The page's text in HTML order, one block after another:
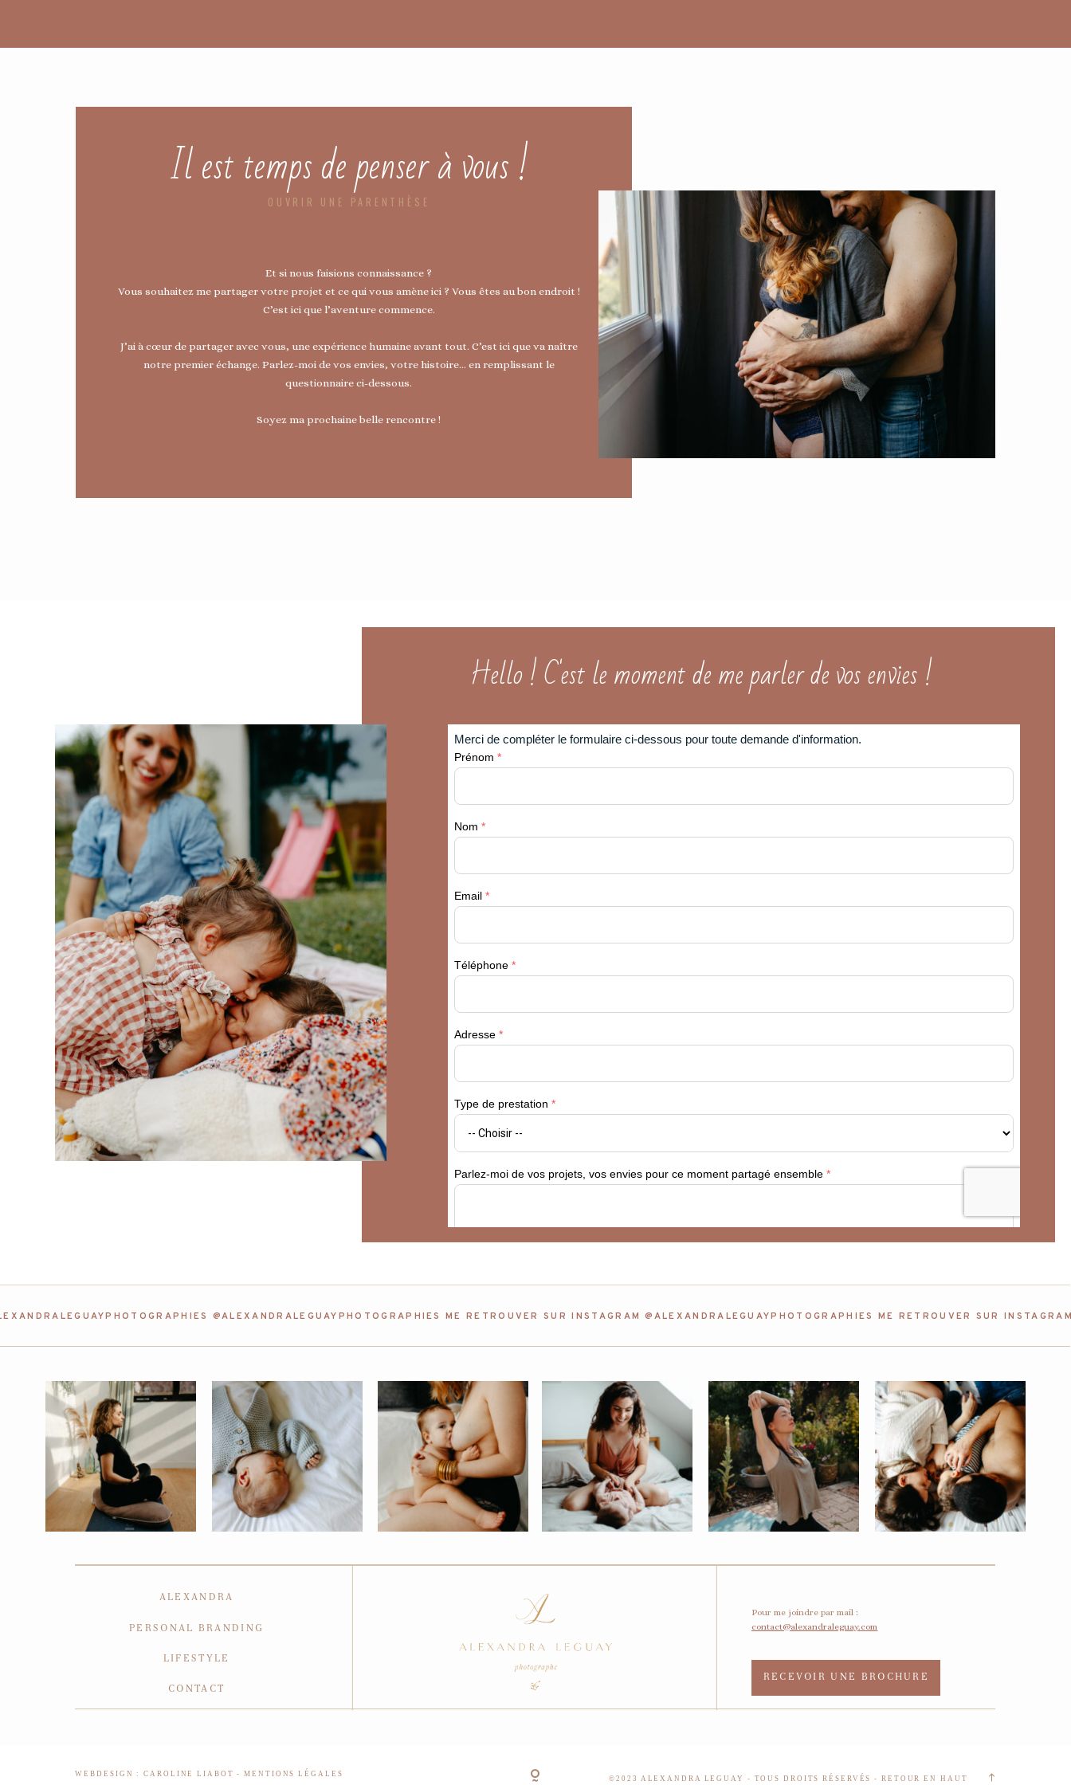
Il est temps de penser à vous !
OUVRIR UNE PARENTHÈSE
Et si nous faisions connaissance ?
Vous souhaitez me partager votre projet et ce qui vous amène ici ? Vous êtes au bon endroit !
C’est ici que l’aventure commence.
J’ai à cœur de partager avec vous, une expérience humaine avant tout. C’est ici que va naître
notre premier échange. Parlez-moi de vos envies, votre histoire… en remplissant le
questionnaire ci-dessous.
Soyez ma prochaine belle rencontre !
Hello ! C'est le moment de me parler de vos envies !
@ALEXANDRALEGUAYPHOTOGRAPHIES ME RETROUVER SUR INSTAGRAM @ALEXANDRALEGUAYPHOTOGRAPHIES ME RETROUVER SUR
ALEXANDRA
PERSONAL BRANDING
LIFESTYLE
CONTACT
Pour me joindre par mail :
contact@alexandraleguay.com
RECEVOIR UNE BROCHURE
WEBDESIGN : CAROLINE LIABOT-MENTIONS LÉGALES
©2023 ALEXANDRA LEGUAY - TOUS DROITS RÉSERVÉS - RETOUR EN HAUT